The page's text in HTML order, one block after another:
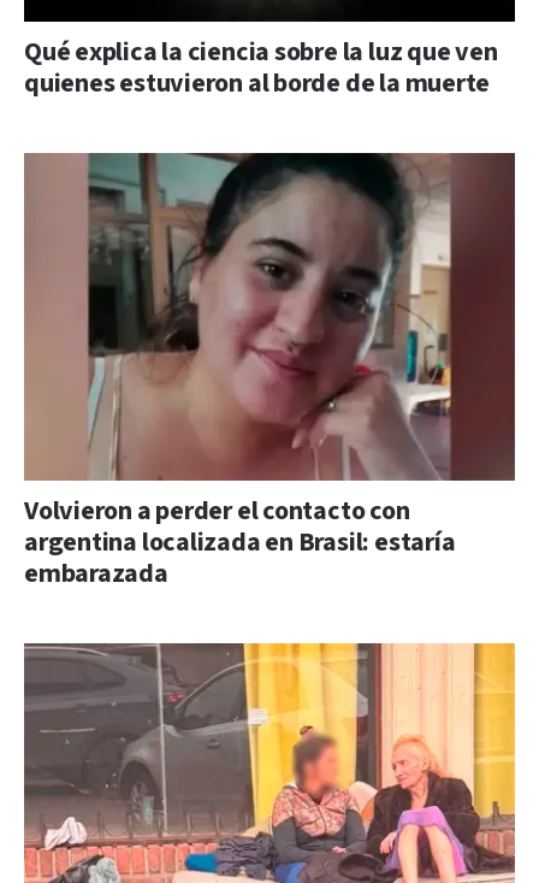
Qué explica la ciencia sobre la luz que ven
quienes estuvieron al borde de la muerte
Volvieron a perder el contacto con
argentina localizada en Brasil: estaría
embarazada